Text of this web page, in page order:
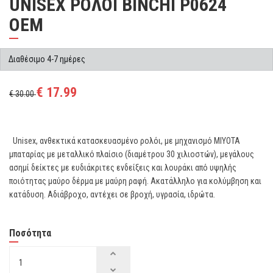
UNISEX ΡΟΛΟΙ BINCHI P0624
OEM
Διαθέσιμο 4-7 ημέρες
€ 30.00€ 17.99
Unisex, ανθεκτικά κατασκευασμένο ρολόι, με μηχανισμό MIYOTA
μπαταρίας με μεταλλικό πλαίσιο (διαμέτρου 30 χιλιοστών), μεγάλους
ασημί δείκτες με ευδιάκριτες ενδείξεις και λουράκι από υψηλής
ποιότητας μαύρο δέρμα με μαύρη ραφή. Ακατάλληλο για κολύμβηση και
κατάδυση. Αδιάβροχο, αντέχει σε βροχή, υγρασία, ιδρώτα.
Ποσότητα